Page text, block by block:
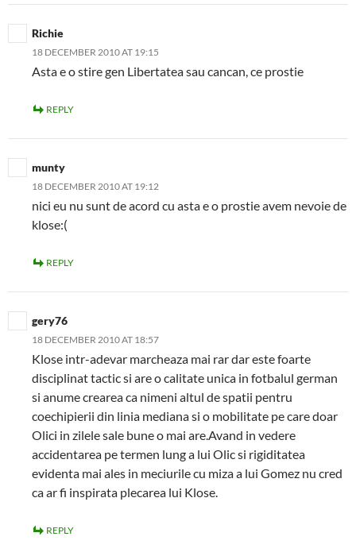
Richie
18 DECEMBER 2010 AT 19:15
Asta e o stire gen Libertatea sau cancan, ce prostie
REPLY
munty
18 DECEMBER 2010 AT 19:12
nici eu nu sunt de acord cu asta e o prostie avem nevoie de
klose:(
REPLY
gery76
18 DECEMBER 2010 AT 18:57
Klose intr-adevar marcheaza mai rar dar este foarte
disciplinat tactic si are o calitate unica in fotbalul german
si anume crearea ca nimeni altul de spatii pentru
coechipierii din linia mediana si o mobilitate pe care doar
Olici in zilele sale bune o mai are.Avand in vedere
accidentarea pe termen lung a lui Olic si rigiditatea
evidenta mai ales in meciurile cu miza a lui Gomez nu cred
ca ar fi inspirata plecarea lui Klose.
REPLY